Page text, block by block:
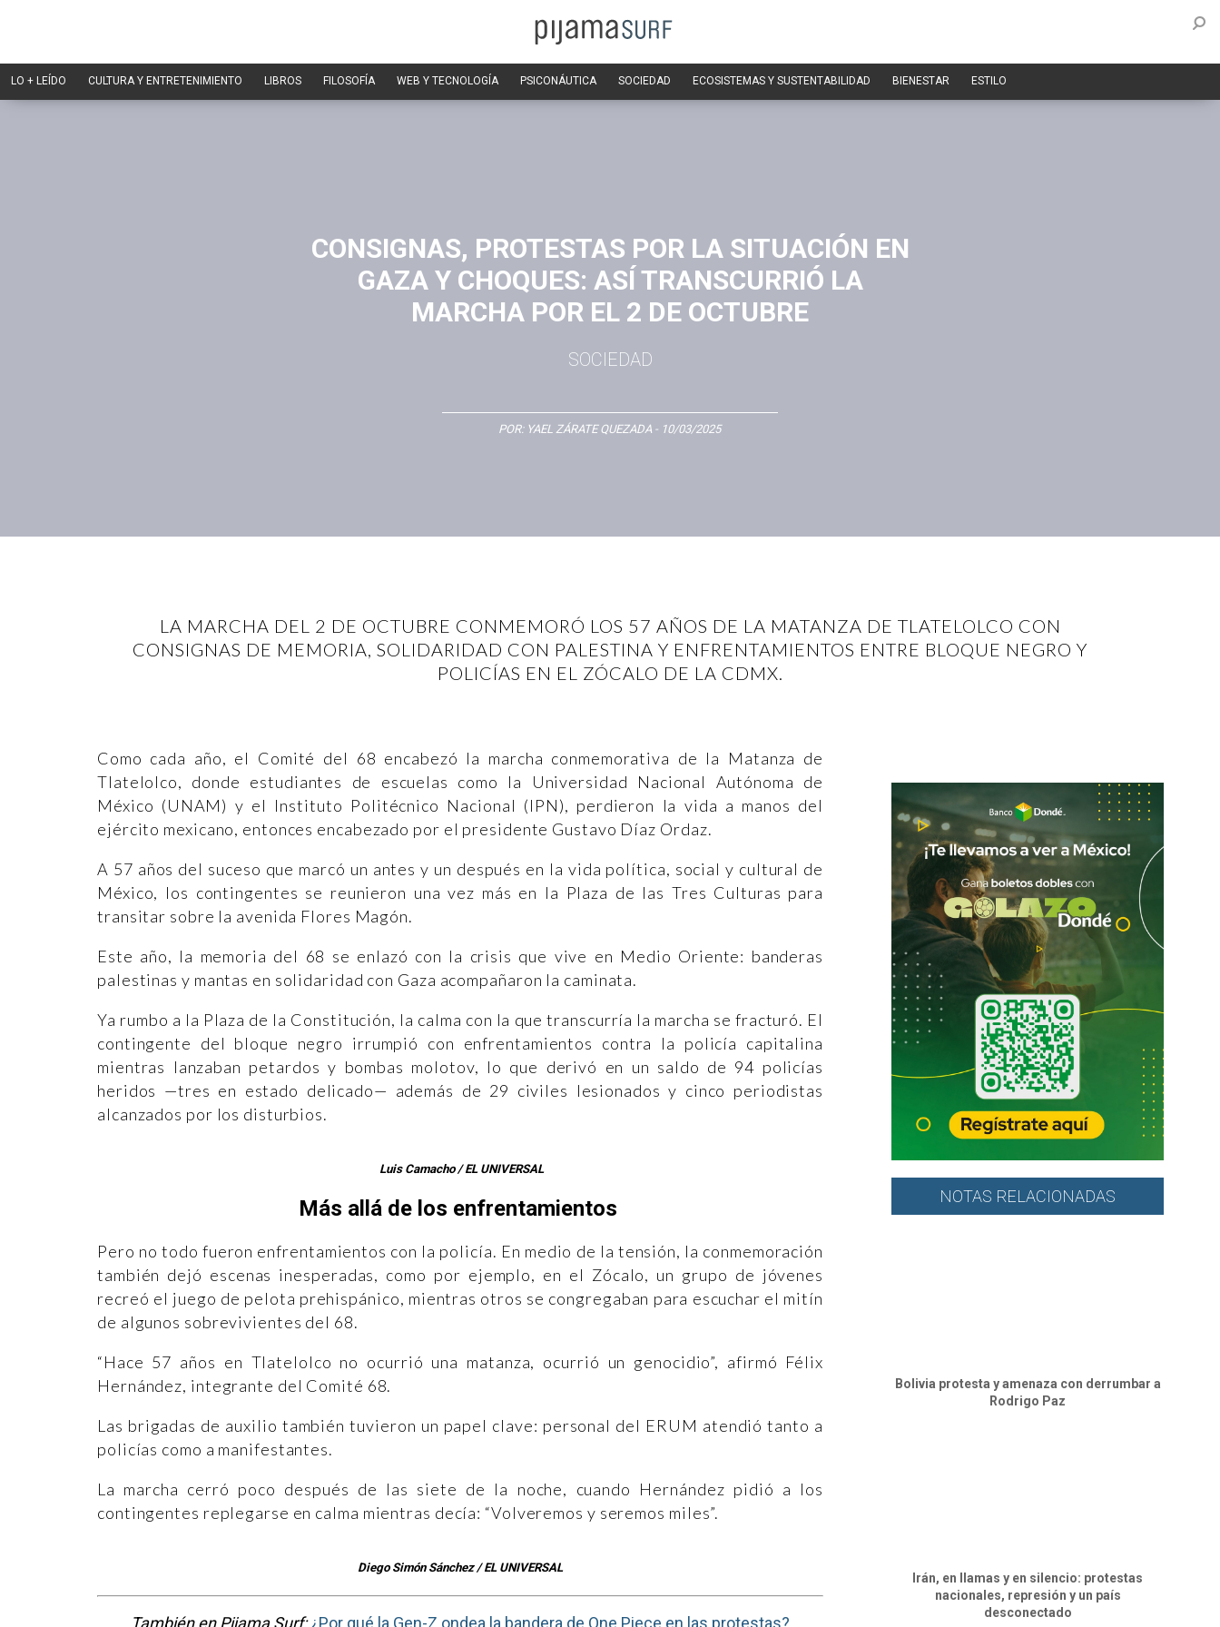
LO + LEÍDO CULTURA Y ENTRETENIMIENTO LIBROS FILOSOFÍA WEB Y TECNOLOGÍA PSICONÁUTICA SOCIEDAD ECOSISTEMAS Y SUSTENTABILIDAD BIENESTAR ESTILO
CONSIGNAS, PROTESTAS POR LA SITUACIÓN EN
GAZA Y CHOQUES: ASÍ TRANSCURRIÓ LA
MARCHA POR EL 2 DE OCTUBRE
SOCIEDAD
POR: YAEL ZÁRATE QUEZADA - 10/03/2025
LA MARCHA DEL 2 DE OCTUBRE CONMEMORÓ LOS 57 AÑOS DE LA MATANZA DE TLATELOLCO CON
CONSIGNAS DE MEMORIA, SOLIDARIDAD CON PALESTINA Y ENFRENTAMIENTOS ENTRE BLOQUE NEGRO Y
POLICÍAS EN EL ZÓCALO DE LA CDMX.
Como cada año, el Comité del 68 encabezó la marcha conmemorativa de la Matanza de
Tlatelolco, donde estudiantes de escuelas como la Universidad Nacional Autónoma de
México (UNAM) y el Instituto Politécnico Nacional (IPN), perdieron la vida a manos del
ejército mexicano, entonces encabezado por el presidente Gustavo Díaz Ordaz.
A 57 años del suceso que marcó un antes y un después en la vida política, social y cultural de
México, los contingentes se reunieron una vez más en la Plaza de las Tres Culturas para
transitar sobre la avenida Flores Magón.
Este año, la memoria del 68 se enlazó con la crisis que vive en Medio Oriente: banderas
palestinas y mantas en solidaridad con Gaza acompañaron la caminata.
Ya rumbo a la Plaza de la Constitución, la calma con la que transcurría la marcha se fracturó. El
contingente del bloque negro irrumpió con enfrentamientos contra la policía capitalina
mientras lanzaban petardos y bombas molotov, lo que derivó en un saldo de 94 policías
heridos —tres en estado delicado— además de 29 civiles lesionados y cinco periodistas
alcanzados por los disturbios.
Luis Camacho / EL UNIVERSAL
Más allá de los enfrentamientos
Pero no todo fueron enfrentamientos con la policía. En medio de la tensión, la conmemoración
también dejó escenas inesperadas, como por ejemplo, en el Zócalo, un grupo de jóvenes
recreó el juego de pelota prehispánico, mientras otros se congregaban para escuchar el mitín
de algunos sobrevivientes del 68.
“Hace 57 años en Tlatelolco no ocurrió una matanza, ocurrió un genocidio”, afirmó Félix
Hernández, integrante del Comité 68.
Las brigadas de auxilio también tuvieron un papel clave: personal del ERUM atendió tanto a
policías como a manifestantes.
La marcha cerró poco después de las siete de la noche, cuando Hernández pidió a los
contingentes replegarse en calma mientras decía: “Volveremos y seremos miles”.
Diego Simón Sánchez / EL UNIVERSAL
También en Pijama Surf:¿Por qué la Gen-Z ondea la bandera de One Piece en las protestas?
NOTAS RELACIONADAS
Bolivia protesta y amenaza con derrumbar a
Rodrigo Paz
Irán, en llamas y en silencio: protestas
nacionales, represión y un país
desconectado